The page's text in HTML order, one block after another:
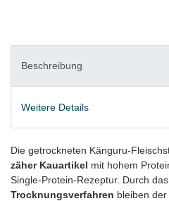
Beschreibung
Weitere Details
Die getrockneten
zäher Kauartikel mit hohem
Single‑Protein‑Rezeptur. Durch das
Trocknungsverfahren bleiben